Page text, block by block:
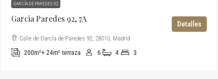
GARCÍA DE PAREDES 92
Garcia Paredes 92, 7A
Calle de García de Paredes 92, 28010, Madrid
3
4
6
200m²+ 24m² terraza
Detalles